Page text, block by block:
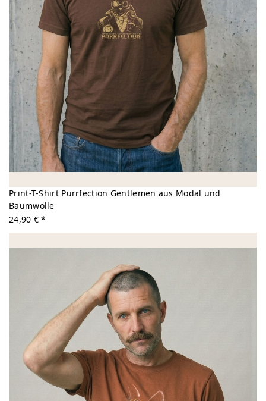
Print-T-Shirt Purrfection Gentlemen aus Modal und
Baumwolle
24,90 € *